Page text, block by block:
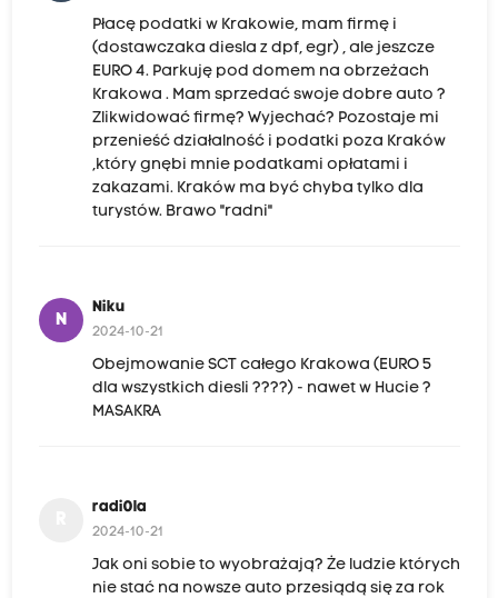
Płacę podatki w Krakowie, mam firmę i
(dostawczaka diesla z dpf, egr) , ale jeszcze
EURO 4. Parkuję pod domem na obrzeżach
Krakowa . Mam sprzedać swoje dobre auto ?
Zlikwidować firmę? Wyjechać? Pozostaje mi
przenieść działalność i podatki poza Kraków
,który gnębi mnie podatkami opłatami i
zakazami. Kraków ma być chyba tylko dla
turystów. Brawo "radni"
N
Niku
2024-10-21
Obejmowanie SCT całego Krakowa (EURO 5
dla wszystkich diesli ????) - nawet w Hucie ?
MASAKRA
radi0la
2024-10-21
Jak oni sobie to wyobrażają? Że ludzie których
nie stać na nowsze auto przesiądą się za rok